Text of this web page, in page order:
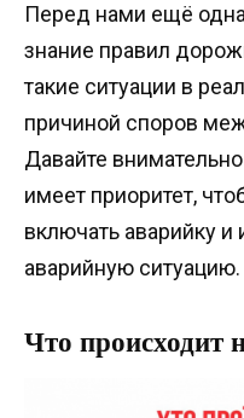
Перед нами ещё
знание правил
такие ситуации в
причиной споров
Давайте
имеет приоритет,
включать аварийку
аварийную ситуацию.
Что происходит